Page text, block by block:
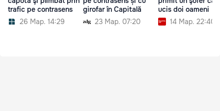
trafic pe contrasens
26 Мар. 14:29
girofar în Capitală
23 Мар. 07:20
ucis doi oameni
14 Мар. 22:40